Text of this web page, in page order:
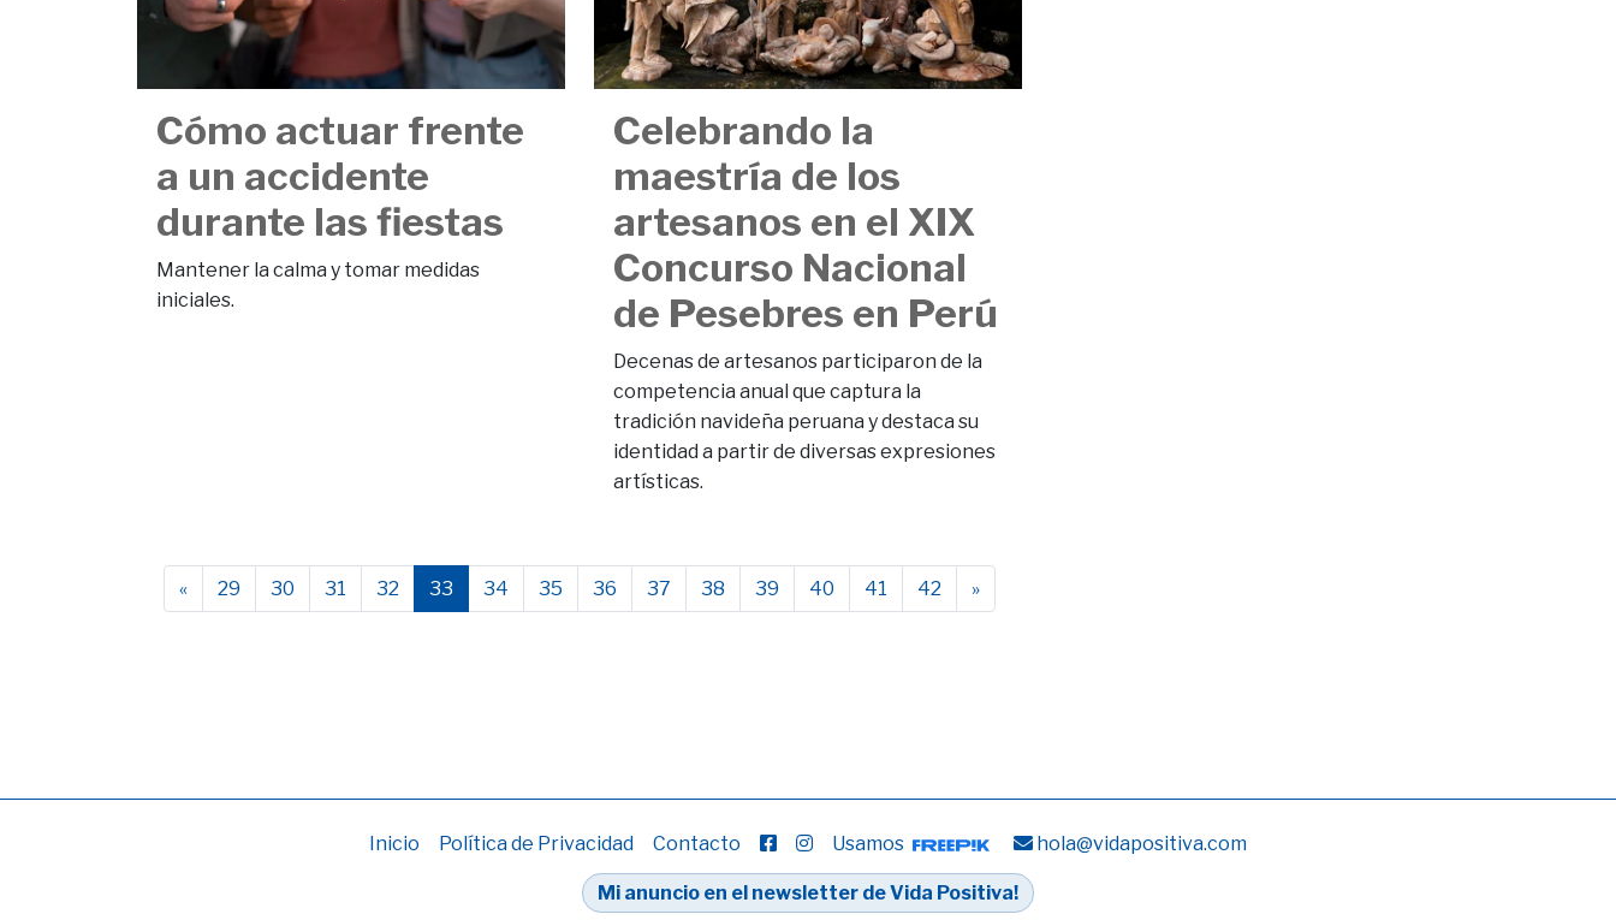
Cómo actuar frente
a un accidente
durante las fiestas
Mantener la calma y tomar medidas
iniciales.
Celebrando la
maestría de los
artesanos en el XIX
Concurso Nacional
de Pesebres en Perú
Decenas de artesanos participaron de la
competencia anual que captura la
tradición navideña peruana y destaca su
identidad a partir de diversas expresiones
artísticas.
« 29 30 31 32 33 34 35 36 37 38 39 40 41 42 »
Inicio Política de Privacidad Contacto Usamos hola@vidapositiva.com
Mi anuncio en el newsletter de Vida Positiva!